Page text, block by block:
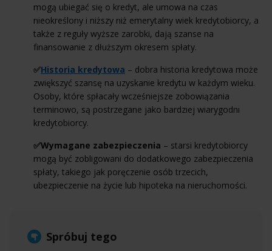
mogą ubiegać się o kredyt, ale umowa na czas
nieokreślony i niższy niż emerytalny wiek kredytobiorcy, a
także z reguły wyższe zarobki, dają szanse na
finansowanie z dłuższym okresem spłaty.
✅Historia kredytowa – dobra historia kredytowa może
zwiększyć szansę na uzyskanie kredytu w każdym wieku.
Osoby, które spłacały wcześniejsze zobowiązania
terminowo, są postrzegane jako bardziej wiarygodni
kredytobiorcy.
✅Wymagane zabezpieczenia – starsi kredytobiorcy
mogą być zobligowani do dodatkowego zabezpieczenia
spłaty, takiego jak poręczenie osób trzecich,
ubezpieczenie na życie lub hipoteka na nieruchomości.
Spróbuj tego